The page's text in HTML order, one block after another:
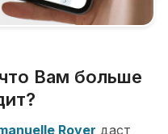
Вам больше
Royer даст